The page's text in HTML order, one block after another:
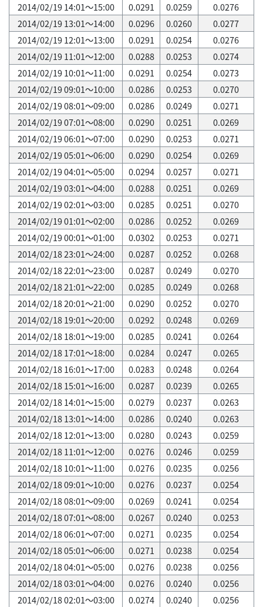
2014/02/19 14:01～15:00
0.0291 0.0259
0.0276
2014/02/19 13:01～14:00
0.0296 0.0260
0.0277
2014/02/19 12:01～13:00
0.0291 0.0254
0.0276
2014/02/19 11:01～12:00
0.0288 0.0253
0.0274
2014/02/19 10:01～11:00
0.0291 0.0254
0.0273
2014/02/19 09:01～10:00
0.0286 0.0253
0.0270
2014/02/19 08:01～09:00
0.0286 0.0249
0.0271
2014/02/19 07:01～08:00
0.0290 0.0251
0.0269
2014/02/19 06:01～07:00
0.0290 0.0253
0.0271
2014/02/19 05:01～06:00
0.0290 0.0254
0.0269
2014/02/19 04:01～05:00
0.0294 0.0257
0.0271
2014/02/19 03:01～04:00
0.0288 0.0251
0.0269
2014/02/19 02:01～03:00
0.0285 0.0251
0.0270
2014/02/19 01:01～02:00
0.0286 0.0252
0.0269
2014/02/19 00:01～01:00
0.0302 0.0253
0.0271
2014/02/18 23:01～24:00
0.0287 0.0252
0.0268
2014/02/18 22:01～23:00
0.0287 0.0249
0.0270
2014/02/18 21:01～22:00
0.0285 0.0249
0.0268
2014/02/18 20:01～21:00
0.0290 0.0252
0.0270
2014/02/18 19:01～20:00
0.0292 0.0248
0.0269
2014/02/18 18:01～19:00
0.0285 0.0241
0.0264
2014/02/18 17:01～18:00
0.0284 0.0247
0.0265
2014/02/18 16:01～17:00
0.0283 0.0248
0.0264
2014/02/18 15:01～16:00
0.0287 0.0239
0.0265
2014/02/18 14:01～15:00
0.0279 0.0237
0.0263
2014/02/18 13:01～14:00
0.0286 0.0240
0.0263
2014/02/18 12:01～13:00
0.0280 0.0243
0.0259
2014/02/18 11:01～12:00
0.0276 0.0246
0.0259
2014/02/18 10:01～11:00
0.0276 0.0235
0.0256
2014/02/18 09:01～10:00
0.0276 0.0237
0.0254
2014/02/18 08:01～09:00
0.0269 0.0241
0.0254
2014/02/18 07:01～08:00
0.0267 0.0240
0.0253
2014/02/18 06:01～07:00
0.0271 0.0235
0.0254
2014/02/18 05:01～06:00
0.0271 0.0238
0.0254
2014/02/18 04:01～05:00
0.0276 0.0238
0.0256
2014/02/18 03:01～04:00
0.0276 0.0240
0.0256
2014/02/18 02:01～03:00
0.0274 0.0240
0.0256